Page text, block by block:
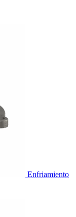
Enfriamiento